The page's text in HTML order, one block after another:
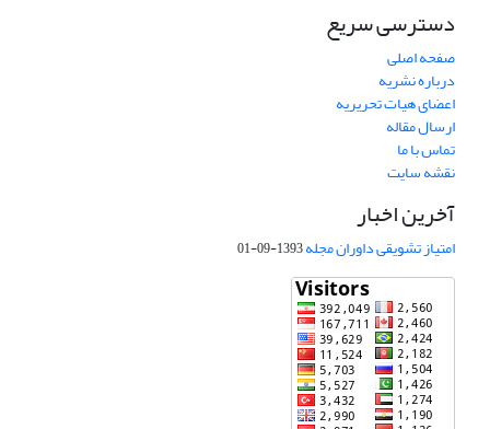
دسترسی سریع
صفحه اصلی
درباره نشریه
اعضای هیات تحریریه
ارسال مقاله
تماس با ما
نقشه سایت
آخرین اخبار
امتیاز تشویقی داوران مجله1393-09-01